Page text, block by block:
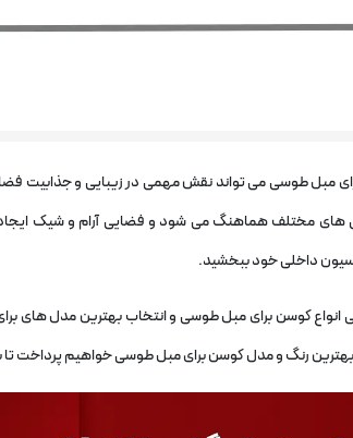
مبل طوسی می‌ تواند نقش مهمی در زیبایی و جذابیت
‌های مختلف هماهنگ می ‌شود و فضایی آرام و شیک
داخلی خود ببخشید.
انواع کوسن برای مبل طوسی و انتخاب بهترین مدل
رنگ و مدل کوسن برای مبل طوسی خواهیم پرداخت تا